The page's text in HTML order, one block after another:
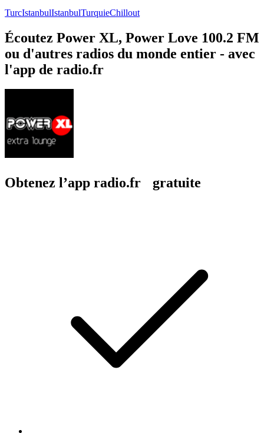
TurcIstanbulIstanbulTurquieChillout
Écoutez Power XL, Power Love 100.2 FM
ou d'autres radios du monde entier - avec
l'app de radio.fr
Obtenez l’app radio.fr gratuite